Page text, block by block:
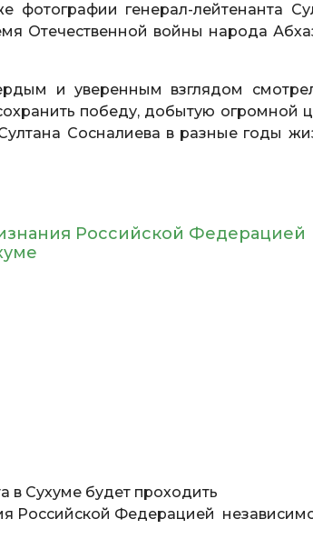
фотографии генерал-лейтенанта
Отечественной войны народа
и уверенным взглядом
победу, добытую огромной
Сосналиева в разные годы
Российской Федерацией
в Сухуме будет проходить
Российской Федерацией